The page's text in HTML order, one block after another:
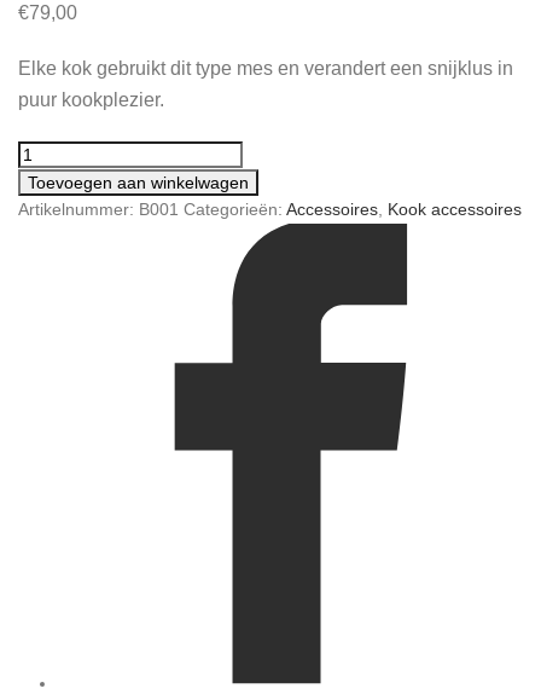
€79,00
Elke kok gebruikt dit type mes en verandert een snijklus in
puur kookplezier.
Toevoegen aan winkelwagen
Artikelnummer: B001 Categorieën: Accessoires, Kook accessoires